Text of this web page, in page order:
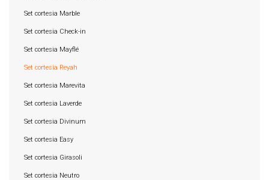
Set cortesia Marble
Set cortesia Check-in
Set cortesia Mayflé
Set cortesia Reyah
Set cortesia Marevita
Set cortesia Laverde
Set cortesia Divinum
Set cortesia Easy
Set cortesia Girasoli
Set cortesia Neutro